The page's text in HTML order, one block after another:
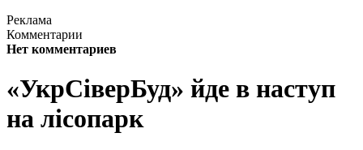
Реклама
Комментарии
Нет комментариев
«УкрСіверБуд» йде в наступ
на лісопарк